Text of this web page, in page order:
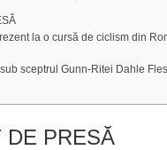
la o cursă de ciclism din
sceptrul Gunn-Ritei Dahle
DE PRESĂ